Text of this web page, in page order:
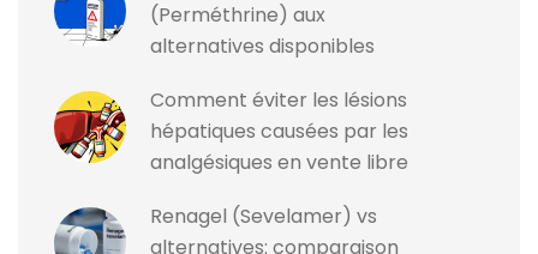
(Perméthrine) aux
alternatives disponibles
Comment éviter les lésions
hépatiques causées par les
analgésiques en vente libre
Renagel (Sevelamer) vs
alternatives: comparaison